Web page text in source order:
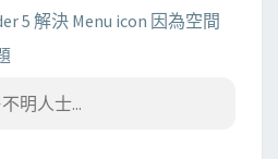
5 解決 Menu icon 因為空間
明人士...